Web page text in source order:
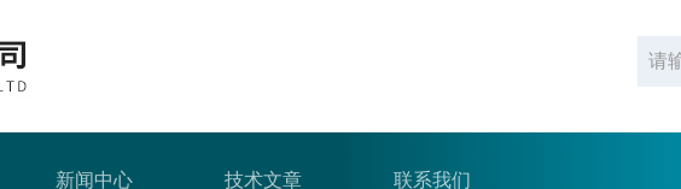
新闻中心 技术文章 联系我们